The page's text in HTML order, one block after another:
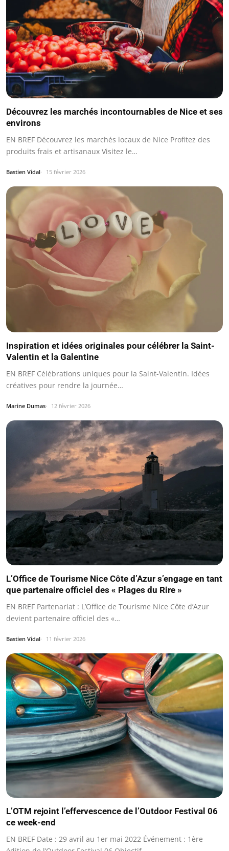
Découvrez les marchés incontournables de Nice et ses
environs
EN BREF Découvrez les marchés locaux de Nice Profitez des
produits frais et artisanaux Visitez le…
Bastien Vidal 15 février 2026
Inspiration et idées originales pour célébrer la Saint-
Valentin et la Galentine
EN BREF Célébrations uniques pour la Saint-Valentin. Idées
créatives pour rendre la journée…
Marine Dumas 12 février 2026
L’Office de Tourisme Nice Côte d’Azur s’engage en tant
que partenaire officiel des « Plages du Rire »
EN BREF Partenariat : L’Office de Tourisme Nice Côte d’Azur
devient partenaire officiel des «…
Bastien Vidal 11 février 2026
L’OTM rejoint l’effervescence de l’Outdoor Festival 06
ce week-end
EN BREF Date : 29 avril au 1er mai 2022 Événement : 1ère